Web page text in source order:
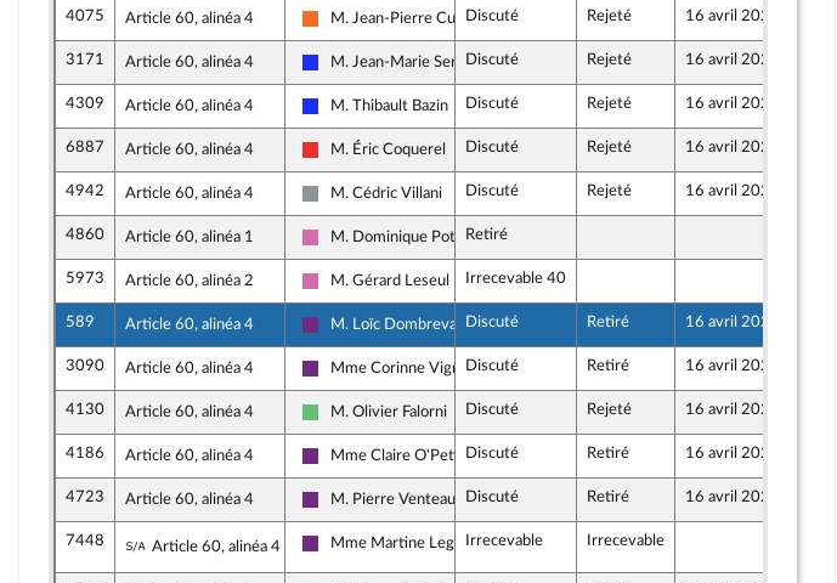
4075 Article 60, alinéa 4
Mouvement Démocrate (MoDem) et Démocrates apparentés
M. Jean-Pierre Cubertafon
Discuté Rejeté 16 avril 2021
3171 Article 60, alinéa 4
Les Républicains
M. Jean-Marie SermierDiscuté Rejeté 16 avril 2021
4309 Article 60, alinéa 4
Les Républicains
M. Thibault Bazin Discuté Rejeté 16 avril 2021
6887 Article 60, alinéa 4
La France insoumise
M. Éric Coquerel Discuté Rejeté 16 avril 2021
4942 Article 60, alinéa 4
Non inscrit
M. Cédric Villani Discuté Rejeté 16 avril 2021
4860 Article 60, alinéa 1
Socialistes et apparentés
M. Dominique PotierRetiré
5973 Article 60, alinéa 2
Socialistes et apparentés
M. Gérard Leseul Irrecevable 40
589 Article 60, alinéa 4
La République en Marche
M. Loïc Dombreval Discuté Retiré 16 avril 2021
3090 Article 60, alinéa 4
La République en Marche
Mme Corinne VignonDiscuté Retiré 16 avril 2021
4130 Article 60, alinéa 4
Libertés et Territoires
M. Olivier Falorni Discuté Rejeté 16 avril 2021
4186 Article 60, alinéa 4
La République en Marche
Mme Claire O'Petit Discuté Retiré 16 avril 2021
4723 Article 60, alinéa 4
La République en Marche
M. Pierre Venteau Discuté Retiré 16 avril 2021
7448 Sous-amendement de l'amendement n°4723
Article 60, alinéa 4 La République en Marche
Mme Martine Leguille-Balloy
Irrecevable Irrecevable